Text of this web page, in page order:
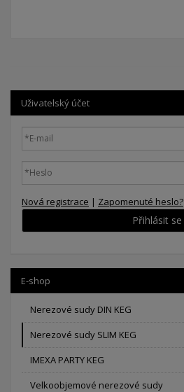
Uživatelský účet
Nová registrace | Zapomenuté heslo?
Přihlásit se
E-shop
Nerezové sudy DIN KEG
Nerezové sudy SLIM KEG
IMEXA PARTY KEG
Velkoobjemové nerezové sudy